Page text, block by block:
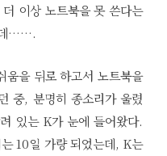
이상 노트북을 못 쓴다는
데…….
움을 뒤로 하고서 노트북을
중, 분명히 종소리가 울렸
있는 K가 눈에 들어왔다.
10일 가량 되었는데, K는